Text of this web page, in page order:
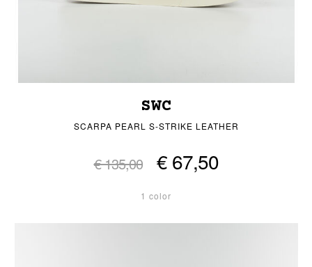
SWC
SCARPA PEARL S-STRIKE LEATHER
€ 135,00 € 67,50
1 color